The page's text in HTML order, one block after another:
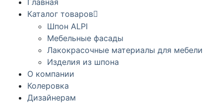
Главная
Каталог товаров
Шпон ALPI
Мебельные фасады
Лакокрасочные материалы для мебели
Изделия из шпона
О компании
Колеровка
Дизайнерам